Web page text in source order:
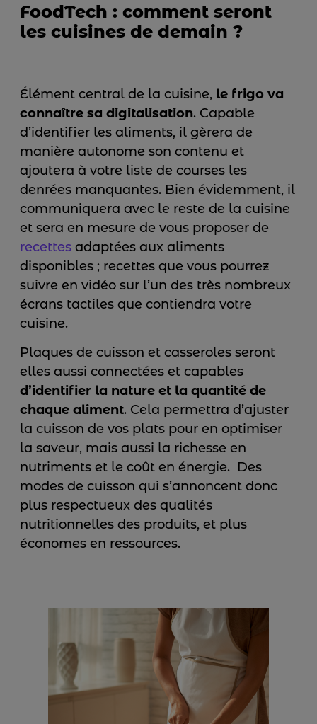
FoodTech : comment seront
les cuisines de demain ?
Élément central de la cuisine, le frigo va
connaître sa digitalisation. Capable
d’identifier les aliments, il gèrera de
manière autonome son contenu et
ajoutera à votre liste de courses les
denrées manquantes. Bien évidemment, il
communiquera avec le reste de la cuisine
et sera en mesure de vous proposer de
recettes adaptées aux aliments
disponibles ; recettes que vous pourrez
suivre en vidéo sur l’un des très nombreux
écrans tactiles que contiendra votre
cuisine.
Plaques de cuisson et casseroles seront
elles aussi connectées et capables
d’identifier la nature et la quantité de
chaque aliment. Cela permettra d’ajuster
la cuisson de vos plats pour en optimiser
la saveur, mais aussi la richesse en
nutriments et le coût en énergie. Des
modes de cuisson qui s’annoncent donc
plus respectueux des qualités
nutritionnelles des produits, et plus
économes en ressources.